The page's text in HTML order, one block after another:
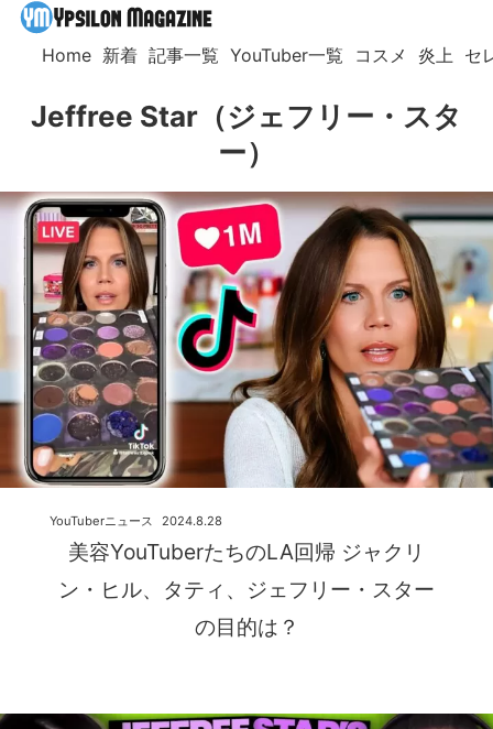
Home 新着 記事一覧 YouTuber一覧 コスメ 炎上 セ
Jeffree Star（ジェフリー・スタ
ー）
美容YouTuberたちのLA回帰 ジャクリ
ン・ヒル、タティ、ジェフリー・スター
の目的は？
2024.8.28
YouTuberニュース